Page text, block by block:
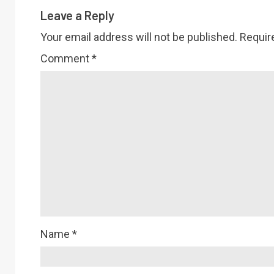
Leave a Reply
Your email address will not be published.
Comment*
Name *